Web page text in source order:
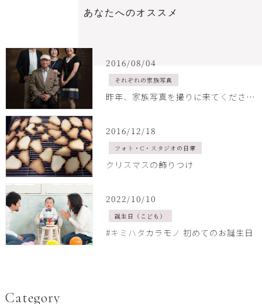
あ な た へのオ ス ス メ
2016/08/04
それぞれの家族写真
昨年、家族写真を撮りに来てくださいました
2016/12/18
フォト・C・スタジオの日常
クリスマスの飾りつけ
2022/10/10
誕生日（こども）
#キミハタカラモノ 初めてのお誕生日
Category